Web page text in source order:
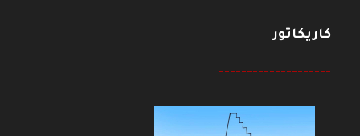
كاريكاتور
--------------------